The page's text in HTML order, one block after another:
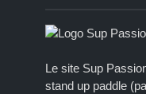
Le site Sup
stand up paddle